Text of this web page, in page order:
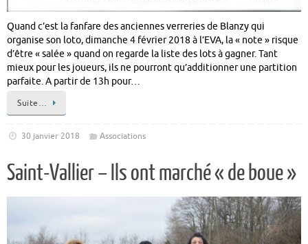
Quand c’est la fanfare des anciennes verreries de Blanzy qui
organise son loto, dimanche 4 février 2018 à l’EVA, la « note » risque
d’être « salée » quand on regarde la liste des lots à gagner. Tant
mieux pour les joueurs, ils ne pourront qu’additionner une partition
parfaite. A partir de 13h pour…
Suite…
30 janvier 2018 Associations
Saint-Vallier – Ils ont marché « de boue »